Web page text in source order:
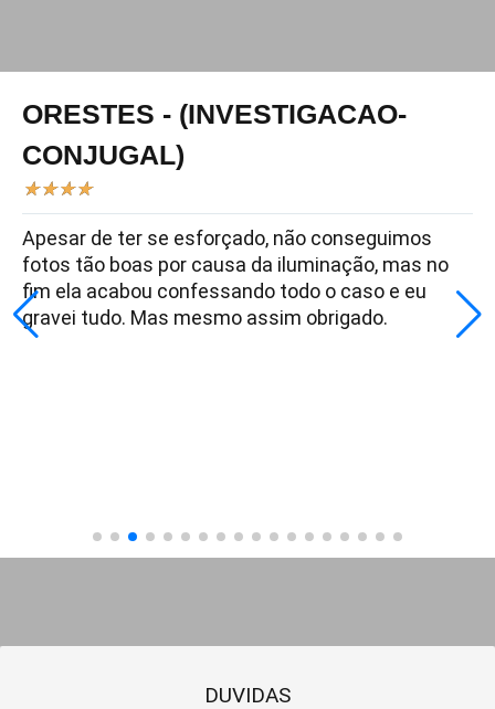
ORESTES - (INVESTIGACAO-
CONJUGAL)
★★★★
Apesar de ter se esforçado, não conseguimos
fotos tão boas por causa da iluminação, mas no
fim ela acabou confessando todo o caso e eu
gravei tudo. Mas mesmo assim obrigado.
DUVIDAS